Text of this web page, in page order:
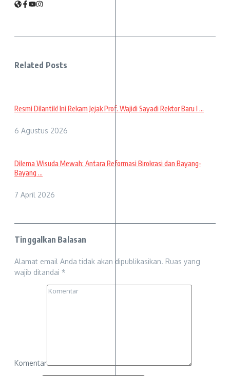
Related Posts
Resmi Dilantik! Ini Rekam Jejak Prof. Wajidi Sayadi Rektor Baru I ...
6 Agustus 2026
Dilema Wisuda Mewah: Antara Reformasi Birokrasi dan Bayang-
Bayang ...
7 April 2026
Tinggalkan Balasan
Alamat email Anda tidak akan dipublikasikan. Ruas yang
wajib ditandai *
Komentar